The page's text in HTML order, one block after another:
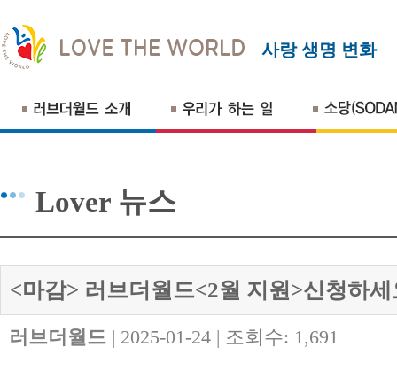
사랑 생명 변화
Lover 뉴스
<마감> 러브더월드<2월 지원>신청하세
러브더월드 | 2025-01-24 | 조회수: 1,691